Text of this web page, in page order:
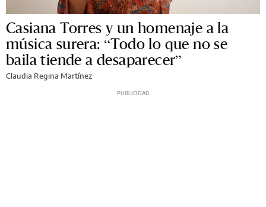
Casiana Torres y un homenaje a la
música surera: “Todo lo que no se
baila tiende a desaparecer”
Claudia Regina Martínez